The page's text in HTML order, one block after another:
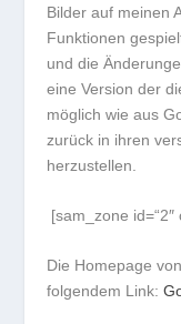
Bilder auf meinen
Funktionen
und die
eine Version der
möglich wie aus
zurück in ihren
herzustellen.
[sam_zone id=“2″
Die Homepage
folgendem Link: